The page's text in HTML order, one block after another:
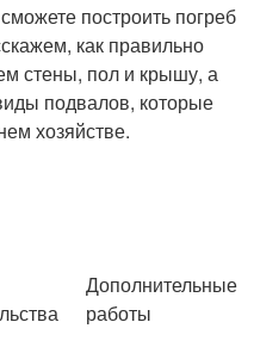
построить погреб
как правильно
стены, пол и крышу, а
подвалов, которые
хозяйстве.
Дополнительные
работы